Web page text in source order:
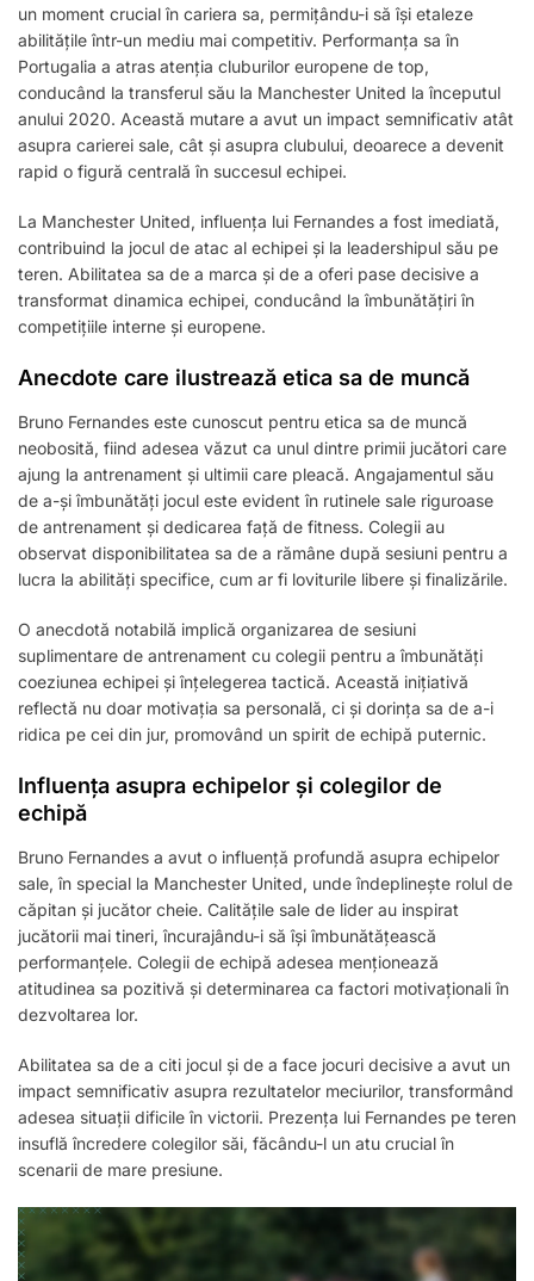
un moment crucial în cariera sa, permițându-i să își etaleze
abilitățile într-un mediu mai competitiv. Performanța sa în
Portugalia a atras atenția cluburilor europene de top,
conducând la transferul său la Manchester United la începutul
anului 2020. Această mutare a avut un impact semnificativ atât
asupra carierei sale, cât și asupra clubului, deoarece a devenit
rapid o figură centrală în succesul echipei.
La Manchester United, influența lui Fernandes a fost imediată,
contribuind la jocul de atac al echipei și la leadershipul său pe
teren. Abilitatea sa de a marca și de a oferi pase decisive a
transformat dinamica echipei, conducând la îmbunătățiri în
competițiile interne și europene.
Anecdote care ilustrează etica sa de muncă
Bruno Fernandes este cunoscut pentru etica sa de muncă
neobosită, fiind adesea văzut ca unul dintre primii jucători care
ajung la antrenament și ultimii care pleacă. Angajamentul său
de a-și îmbunătăți jocul este evident în rutinele sale riguroase
de antrenament și dedicarea față de fitness. Colegii au
observat disponibilitatea sa de a rămâne după sesiuni pentru a
lucra la abilități specifice, cum ar fi loviturile libere și finalizările.
O anecdotă notabilă implică organizarea de sesiuni
suplimentare de antrenament cu colegii pentru a îmbunătăți
coeziunea echipei și înțelegerea tactică. Această inițiativă
reflectă nu doar motivația sa personală, ci și dorința sa de a-i
ridica pe cei din jur, promovând un spirit de echipă puternic.
Influența asupra echipelor și colegilor de
echipă
Bruno Fernandes a avut o influență profundă asupra echipelor
sale, în special la Manchester United, unde îndeplinește rolul de
căpitan și jucător cheie. Calitățile sale de lider au inspirat
jucătorii mai tineri, încurajându-i să își îmbunătățească
performanțele. Colegii de echipă adesea menționează
atitudinea sa pozitivă și determinarea ca factori motivaționali în
dezvoltarea lor.
Abilitatea sa de a citi jocul și de a face jocuri decisive a avut un
impact semnificativ asupra rezultatelor meciurilor, transformând
adesea situații dificile în victorii. Prezența lui Fernandes pe teren
insuflă încredere colegilor săi, făcându-l un atu crucial în
scenarii de mare presiune.